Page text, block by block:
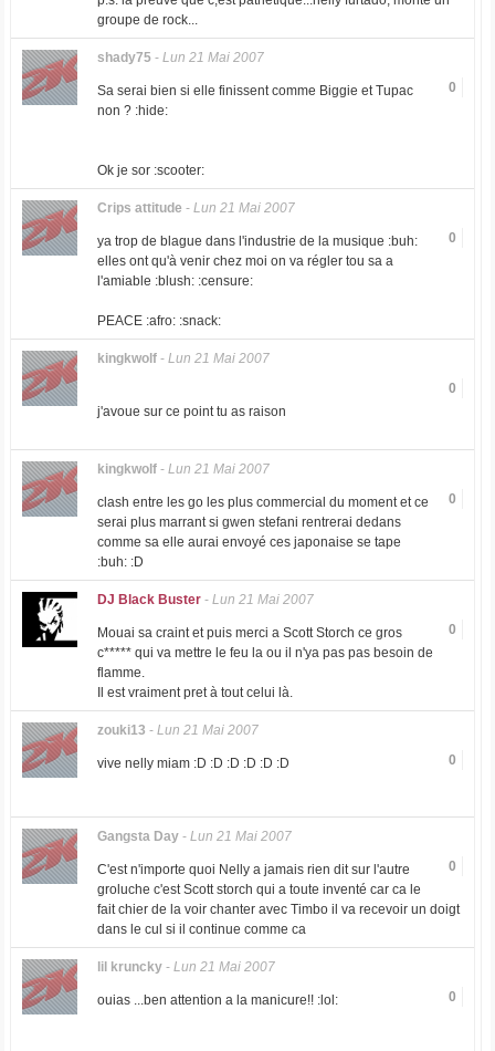
groupe de rock...
shady75- Lun 21 Mai 2007
0
Sa serai bien si elle finissent comme Biggie et Tupac
non ? :hide:
Ok je sor :scooter:
Crips attitude - Lun 21 Mai 2007
0
ya trop de blague dans l'industrie de la musique :buh:
elles ont qu'à venir chez moi on va régler tou sa a
l'amiable :blush: :censure:
PEACE :afro: :snack:
kingkwolf- Lun 21 Mai 2007
0
j'avoue sur ce point tu as raison
kingkwolf- Lun 21 Mai 2007
0
clash entre les go les plus commercial du moment et ce
serai plus marrant si gwen stefani rentrerai dedans
comme sa elle aurai envoyé ces japonaise se tape
:buh: :D
DJ Black Buster- Lun 21 Mai 2007
0
Mouai sa craint et puis merci a Scott Storch ce gros
c***** qui va mettre le feu la ou il n'ya pas pas besoin de
flamme.
Il est vraiment pret à tout celui là.
zouki13 - Lun 21 Mai 2007
0
vive nelly miam :D :D :D :D :D :D
Gangsta Day- Lun 21 Mai 2007
0
C'est n'importe quoi Nelly a jamais rien dit sur l'autre
groluche c'est Scott storch qui a toute inventé car ca le
fait chier de la voir chanter avec Timbo il va recevoir un doigt
dans le cul si il continue comme ca
lil kruncky- Lun 21 Mai 2007
0
ouias ...ben attention a la manicure!! :lol: